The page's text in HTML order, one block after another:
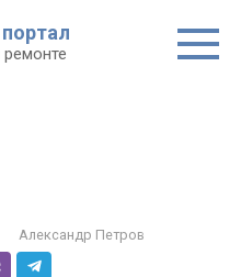
ремонте
Александр Петров